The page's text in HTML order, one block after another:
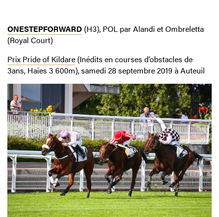
ONESTEPFORWARD (H3), POL par Alandi et Ombreletta
(Royal Court)
Prix Pride of Kildare (Inédits en courses d’obstacles de
3ans, Haies 3 600m), samedi 28 septembre 2019 à Auteuil